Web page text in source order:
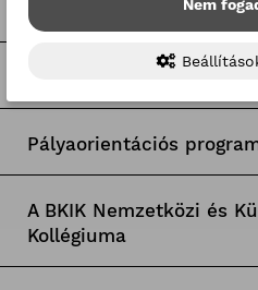
Tagcsoporti hírek
Pályaorientációs
A BKIK Nemzetközi és
Kollégiuma
Nem